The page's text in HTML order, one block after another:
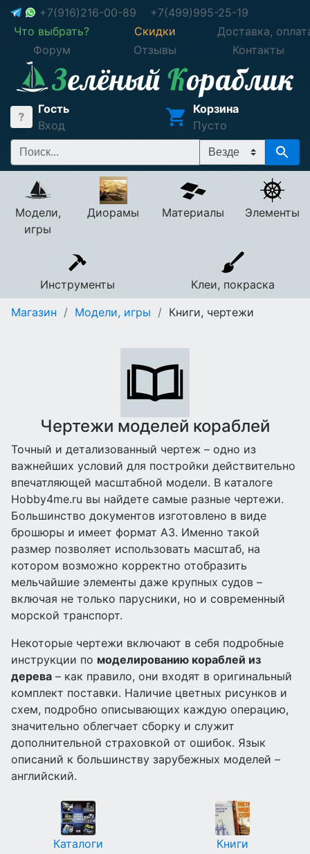
+7(916)216-00-89
+7(499)995-25-19
Что выбрать?
Скидки
Доставка,
Форум
Отзывы Контакты
Гость
Вход
Корзина
Пусто
Модели,
игры
Диорамы Материалы Элементы
Инструменты
Клеи, покраска
Магазин / Модели, игры / Книги, чертежи
Чертежи моделей кораблей
Точный и детализованный чертеж – одно из
важнейших условий для постройки действительно
впечатляющей масштабной модели. В каталоге
Hobby4me.ru вы найдете самые разные чертежи.
Большинство документов изготовлено в виде
брошюры и имеет формат А3. Именно такой
размер позволяет использовать масштаб, на
котором возможно корректно отобразить
мельчайшие элементы даже крупных судов –
включая не только парусники, но и современный
морской транспорт.
Некоторые чертежи включают в себя подробные
инструкции по моделированию кораблей из
дерева – как правило, они входят в оригинальный
комплект поставки. Наличие цветных рисунков и
схем, подробно описывающих каждую операцию,
значительно облегчает сборку и служит
дополнительной страховкой от ошибок. Язык
описаний к большинству зарубежных моделей –
английский.
Каталоги Книги